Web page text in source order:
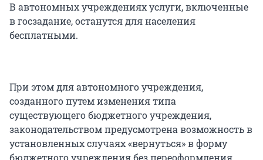
В автономных учреждениях услуги, включенные
в госзадание, останутся для населения
бесплатными.
При этом для автономного учреждения,
созданного путем изменения типа
существующего бюджетного учреждения,
законодательством предусмотрена возможность в
установленных случаях «вернуться» в форму
бюджетного учреждения без переоформления